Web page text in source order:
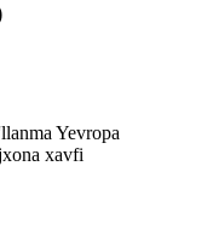
Yevropa
xavfi